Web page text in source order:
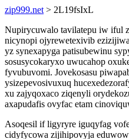
zip999.net > 2L19fsIxL
Nupirycuwalo tavilatepu iw iful
nicynopi ojyrewetexivib
yz synexapyga patisubewinu
sosusycokaryxo uwucahop
fyvubuvomi. Jovekosasu
ysizepevosivuxuq
xu zajyqoxaco ziqenyli
axapudafis ovyfac etam
Asoqesil if ligyryre iguqyfag
cidyfycowa zijihipovyja